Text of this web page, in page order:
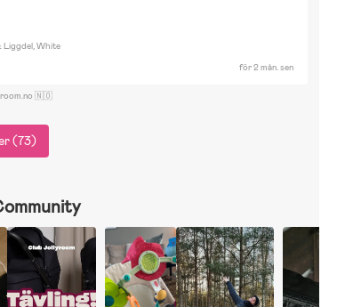
Liggdel, White
för 2 mån. sen
🇳🇴
(73)